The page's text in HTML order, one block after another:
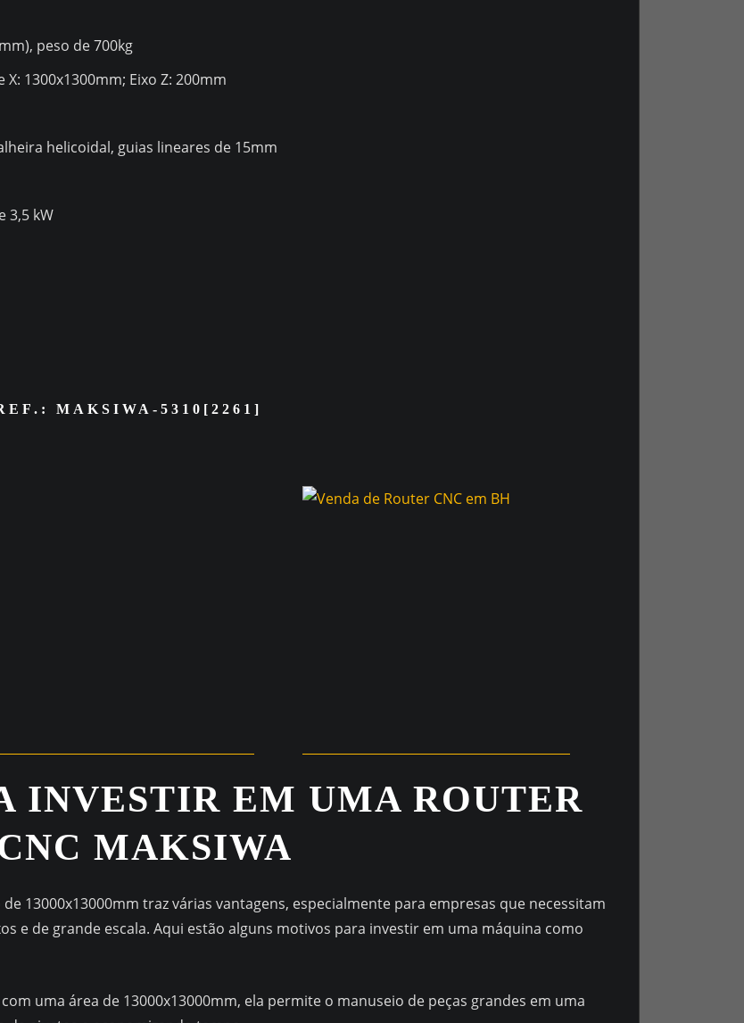
peso de 700kg
X: 1300x1300mm; Eixo Z: 200mm
helicoidal, guias lineares de 15mm
3,5 kW
MAKSIWA-5310[2261]
INVESTIR EM UMA ROUTER
MAKSIWA
13000x13000mm traz várias vantagens, especialmente para empresas que necessitam
e de grande escala. Aqui estão alguns motivos para investir em uma máquina como
uma área de 13000x13000mm, ela permite o manuseio de peças grandes em uma